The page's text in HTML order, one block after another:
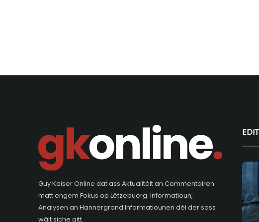
Guy Kaiser Online dat ass Aktualitéit an Commentairen
matt engem Fokus op Lëtzebuerg. Informatioun,
Analysen an Hannergrond Informatiounen déi der soss
wäit siche gitt.